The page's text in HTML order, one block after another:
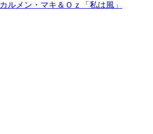
カルメン・マキ＆Ｏｚ「私は風」